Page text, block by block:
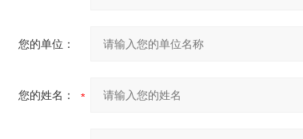
您的单位：
您的姓名：